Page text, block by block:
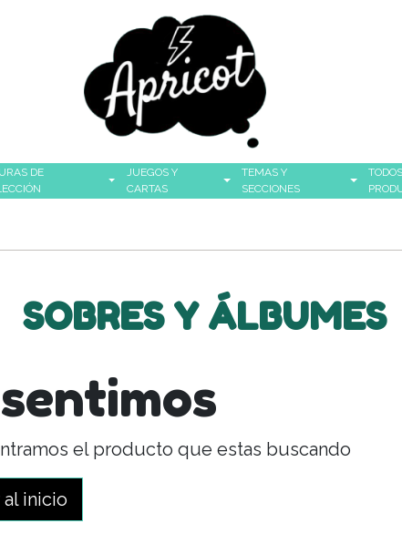
DE
JUEGOS Y
CARTAS
TEMAS Y
SECCIONES
SOBRES Y ÁLBUMES
el producto que estas buscando
inicio